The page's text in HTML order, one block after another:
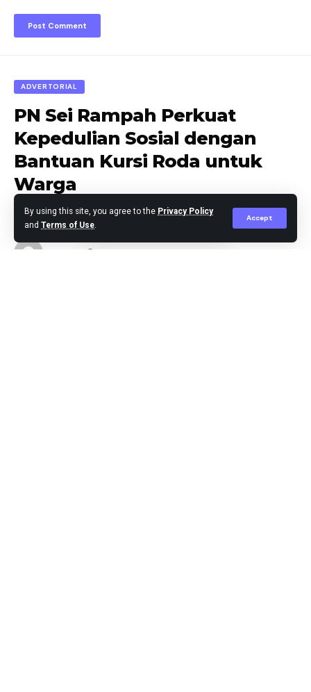
By using this site, you agree to the Privacy Policy
and Terms of Use.
Accept
ADVERTORIAL
PN Sei Rampah Perkuat
Kepedulian Sosial dengan
Bantuan Kursi Roda untuk
Warga